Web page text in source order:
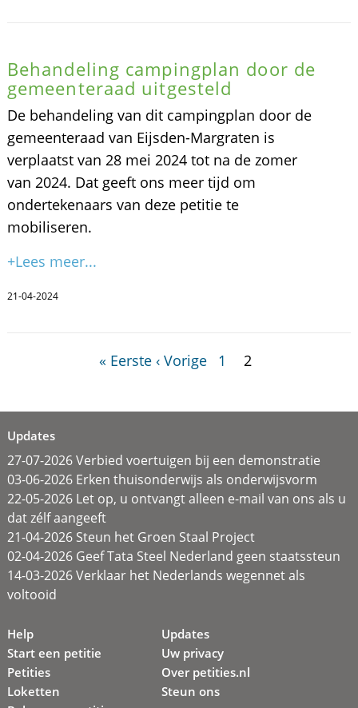
Behandeling campingplan door de
gemeenteraad uitgesteld
De behandeling van dit campingplan door de
gemeenteraad van Eijsden-Margraten is
verplaatst van 28 mei 2024 tot na de zomer
van 2024. Dat geeft ons meer tijd om
ondertekenaars van deze petitie te
mobiliseren.
+Lees meer...
21-04-2024
« Eerste ‹ Vorige 1 2
Updates
27-07-2026 Verbied voertuigen bij een demonstratie
03-06-2026 Erken thuisonderwijs als onderwijsvorm
22-05-2026 Let op, u ontvangt alleen e-mail van ons als u
dat zélf aangeeft
21-04-2026 Steun het Groen Staal Project
02-04-2026 Geef Tata Steel Nederland geen staatssteun
14-03-2026 Verklaar het Nederlands wegennet als
voltooid
Help
Start een petitie
Petities
Loketten
Updates
Uw privacy
Over petities.nl
Steun ons